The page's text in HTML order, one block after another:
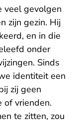
veel gevolgen
zijn gezin. Hij
en in die
onder
Sinds
identiteit een
zij geen
of vrienden.
te zitten, zou